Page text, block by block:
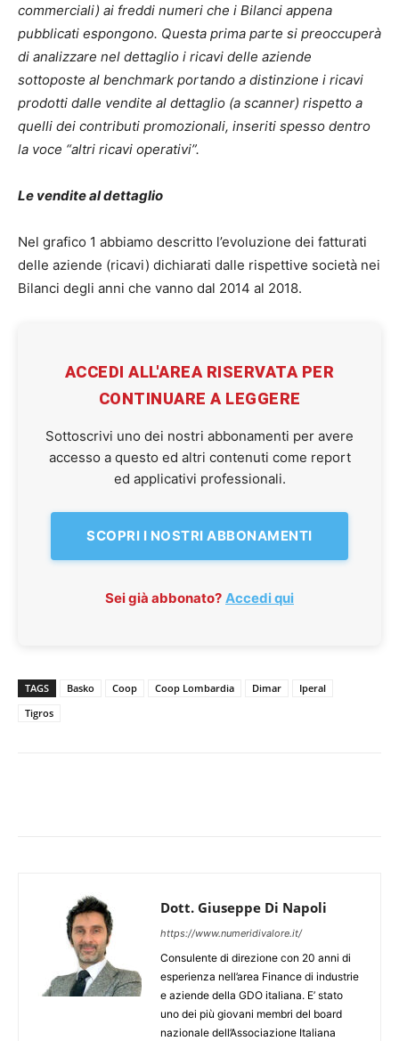
commerciali) ai freddi numeri che i Bilanci appena
pubblicati espongono. Questa prima parte si preoccuperà
di analizzare nel dettaglio i ricavi delle aziende
sottoposte al benchmark portando a distinzione i ricavi
prodotti dalle vendite al dettaglio (a scanner) rispetto a
quelli dei contributi promozionali, inseriti spesso dentro
la voce “altri ricavi operativi”.
Le vendite al dettaglio
Nel grafico 1 abbiamo descritto l’evoluzione dei fatturati
delle aziende (ricavi) dichiarati dalle rispettive società nei
Bilanci degli anni che vanno dal 2014 al 2018.
ACCEDI ALL'AREA RISERVATA PER
CONTINUARE A LEGGERE
Sottoscrivi uno dei nostri abbonamenti per avere
accesso a questo ed altri contenuti come report
ed applicativi professionali.
SCOPRI I NOSTRI ABBONAMENTI
Sei già abbonato? Accedi qui
TAGS Basko Coop Coop Lombardia Dimar
Iperal
Tigros
Dott. Giuseppe Di Napoli
https://www.numeridivalore.it/
Consulente di direzione con 20 anni di
esperienza nell’area Finance di industrie
e aziende della GDO italiana. E’ stato
uno dei più giovani membri del board
nazionale dell’Associazione Italiana